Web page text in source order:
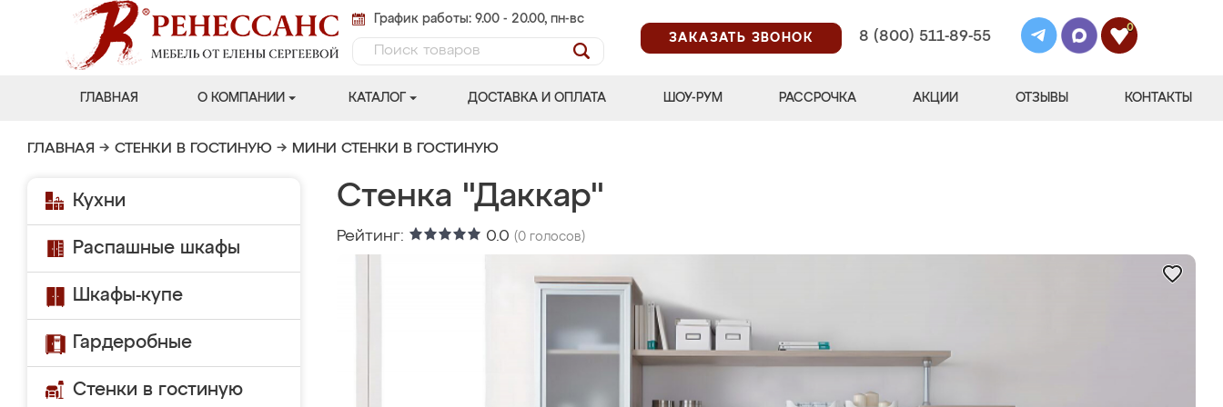
График работы: 9.00 - 20.00, пн-вс
ЗАКАЗАТЬ ЗВОНОК
8 (800) 511-89-55
0
ГЛАВНАЯ О КОМПАНИИ КАТАЛОГ ДОСТАВКА И ОПЛАТА ШОУ-РУМ РАССРОЧКА АКЦИИ ОТЗЫВЫ КОНТАКТЫ
ГЛАВНАЯ → СТЕНКИ В ГОСТИНУЮ → МИНИ СТЕНКИ В ГОСТИНУЮ
Кухни
Распашные шкафы
Шкафы-купе
Гардеробные
Стенки в гостиную
Стенка "Даккар"
Рейтинг: 0.0 (0 голосов)